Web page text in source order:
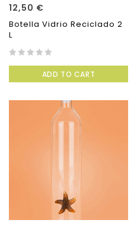
12,50 €
Botella Vidrio Reciclado 2
L
of
ADD TO CART